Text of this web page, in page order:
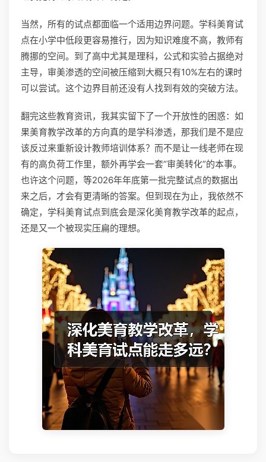
当然，所有的试点都面临一个适用边界问题。学科美育试
点在小学中低段更容易推行，因为知识难度不高，教师有
腾挪的空间。到了高中尤其是理科，公式和实验占据绝对
主导，审美渗透的空间被压缩到大概只有10%左右的课时
可以尝试。这个边界目前还没有人找到有效的突破方法。
翻完这些教育资讯，我其实留下了一个开放性的困惑：如
果美育教学改革的方向真的是学科渗透，那我们是不是应
该反过来重新设计教师培训体系？而不是让一线老师在现
有的高负荷工作里，额外再学会一套“审美转化”的本事。
也许这个问题，等2026年年底第一批完整试点的数据出
来之后，才会有更清晰的答案。但到现在为止，我依然不
确定，学科美育试点到底会是深化美育教学改革的起点，
还是又一个被现实压扁的理想。